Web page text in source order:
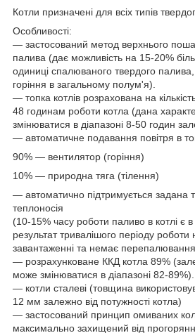
Котли призначені для всіх типів
Особливості:
— застосований метод верхнього
палива (дає можливість на 15-20%
одиниці спалюваного твердого
горіння в загальному полум'я).
— топка котлів розрахована на
48 годинам роботи котла (дана
змінюватися в діапазоні 8-50 годин
— автоматичне подавання повітря в
90% — вентилятор (горіння)
10% — природна тяга (тілення)
— автоматично підтримується задана
теплоносія
(10-15% часу роботи паливо в котлі є в
результат тривалішого періоду
завантаженні та немає
— розрахунковане ККД котла 89%
може змінюватися в діапазоні 82-89%).
— котли сталеві (товщина
12 мм залежно від потужності котла)
— застосований принцип омиваних
максимально захищений від